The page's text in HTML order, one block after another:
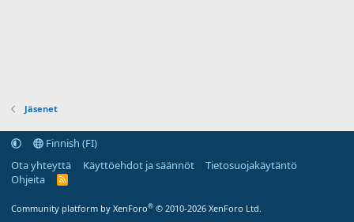
Jäsenet
Finnish (FI)
Ota yhteyttä
Käyttöehdot ja säännöt
Tietosuojakäytäntö
Ohjeita
R
Community platform by XenForo® © 2010-2026 XenForo Ltd.